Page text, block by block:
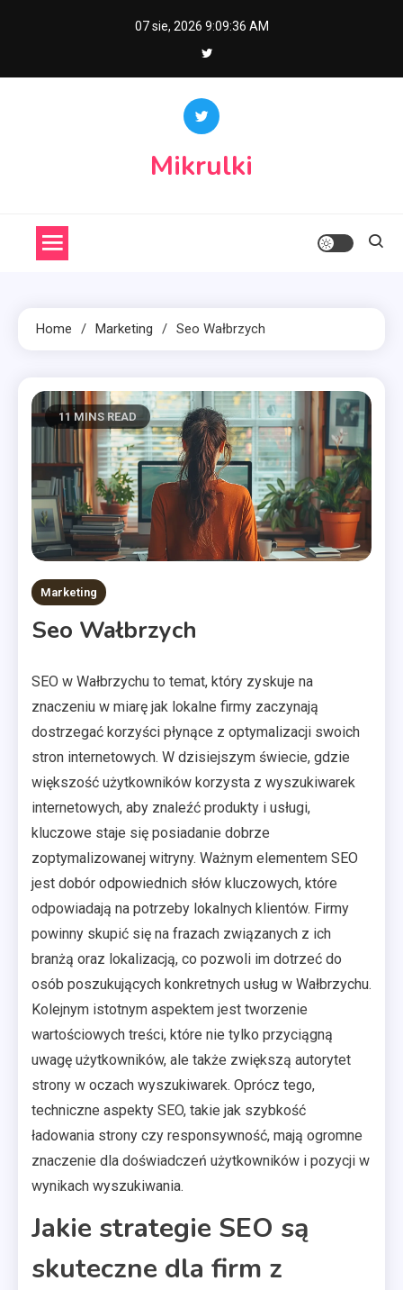
07 sie, 2026 9:09:36 AM
Mikrulki
Home Marketing Seo Wałbrzych
11 MINS READ
Marketing
Seo Wałbrzych
SEO w Wałbrzychu to temat, który zyskuje na
znaczeniu w miarę jak lokalne firmy zaczynają
dostrzegać korzyści płynące z optymalizacji swoich
stron internetowych. W dzisiejszym świecie, gdzie
większość użytkowników korzysta z wyszukiwarek
internetowych, aby znaleźć produkty i usługi,
kluczowe staje się posiadanie dobrze
zoptymalizowanej witryny. Ważnym elementem SEO
jest dobór odpowiednich słów kluczowych, które
odpowiadają na potrzeby lokalnych klientów. Firmy
powinny skupić się na frazach związanych z ich
branżą oraz lokalizacją, co pozwoli im dotrzeć do
osób poszukujących konkretnych usług w Wałbrzychu.
Kolejnym istotnym aspektem jest tworzenie
wartościowych treści, które nie tylko przyciągną
uwagę użytkowników, ale także zwiększą autorytet
strony w oczach wyszukiwarek. Oprócz tego,
techniczne aspekty SEO, takie jak szybkość
ładowania strony czy responsywność, mają ogromne
znaczenie dla doświadczeń użytkowników i pozycji w
wynikach wyszukiwania.
Jakie strategie SEO są
skuteczne dla firm z